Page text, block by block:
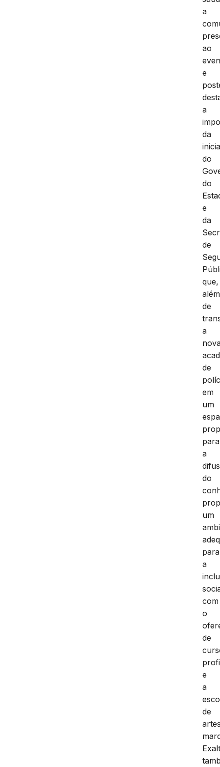
a
ao
e
a
da
do
do
e
da
de
que,
além
de
a
de
em
um
para
a
do
um
para
a
com
o
de
e
a
de